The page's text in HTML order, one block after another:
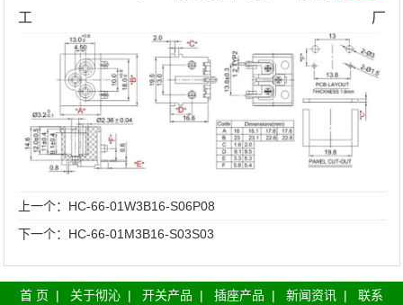
工厂
上一个： HC-66-01W3B16-S06P08
下一个： HC-66-01M3B16-S03S03
首 页 | 关于彻沁 | 开关产品 | 插座产品 | 新闻资讯 | 联系